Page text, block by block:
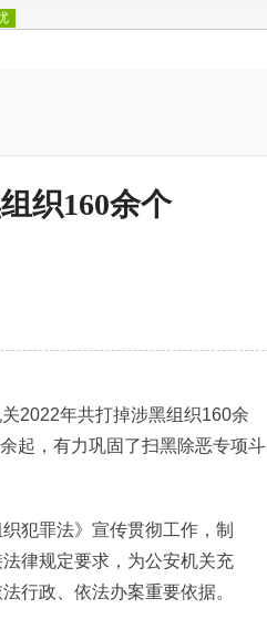
织160余个
2022年共打掉涉黑组织160余
起，有力巩固了扫黑除恶专项斗
犯罪法》宣传贯彻工作，制
律规定要求，为公安机关充
行政、依法办案重要依据。